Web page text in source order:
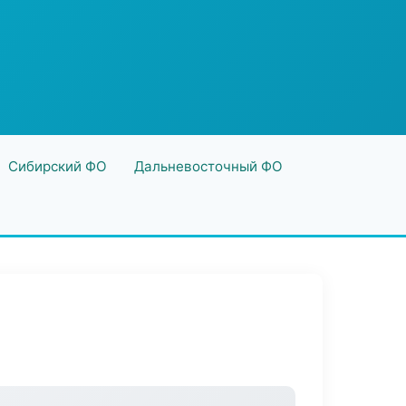
Сибирский ФО Дальневосточный ФО